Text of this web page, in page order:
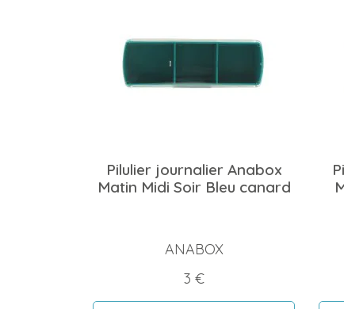
Pilulier journalier Anabox
Matin Midi Soir Bleu canard
ANABOX
Prix
3 €